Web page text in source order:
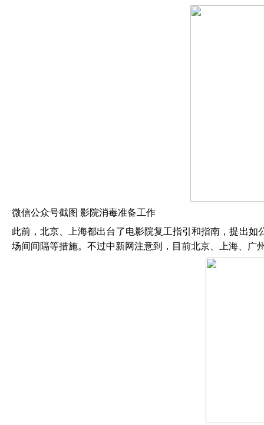
微信公众号截图 影院消毒准备工作
此前，北京、上海都出台了电影院复工指引和指南，提出如
场间间隔等措施。不过中新网注意到，目前北京、上海、广